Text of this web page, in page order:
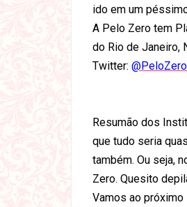
ido em um
A Pelo Zero tem
do Rio de Janeiro,
Twitter: @PeloZero
Resumão dos
que tudo seria
também. Ou seja,
Zero. Quesito
Vamos ao